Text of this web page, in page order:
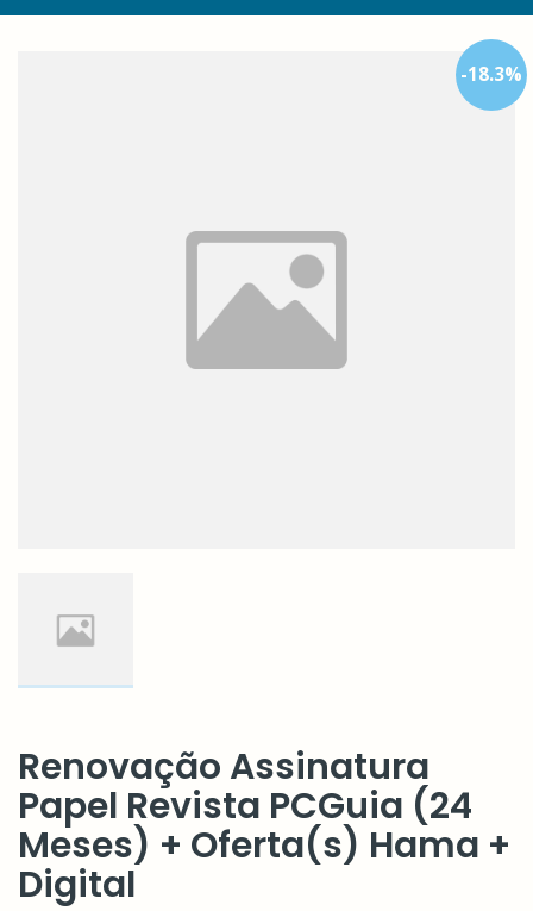
-18.3%
Renovação Assinatura
Papel Revista PCGuia (24
Meses) + Oferta(s) Hama +
Digital